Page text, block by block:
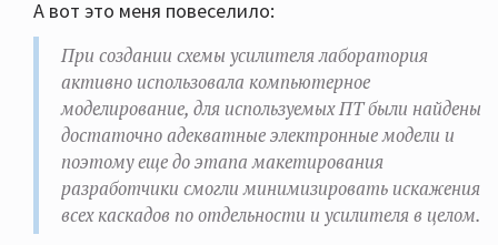
А вот это меня повеселило:
При создании схемы усилителя лаборатория
активно использовала компьютерное
моделирование, для используемых ПТ были найдены
достаточно адекватные электронные модели и
поэтому еще до этапа макетирования
разработчики смогли минимизировать искажения
всех каскадов по отдельности и усилителя в целом.